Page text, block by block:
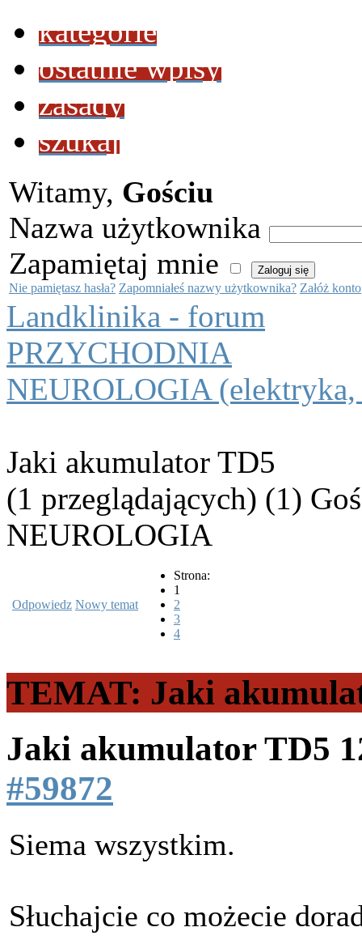
kategorie
ostatnie wpisy
zasady
szukaj
Witamy, Gościu
Nazwa użytkownika
Zapamiętaj mnie
Nie pamiętasz hasła? Zapomniałeś nazwy użytkownika? Załóż konto
Landklinika - forum
PRZYCHODNIA
NEUROLOGIA
Jaki akumulator TD5
(1 przeglądających) (1)
NEUROLOGIA
Odpowiedz Nowy temat
Strona:
1
2
3
4
TEMAT: Jaki
Jaki akumulator TD5
#59872
Siema wszystkim.
Słuchajcie co możecie